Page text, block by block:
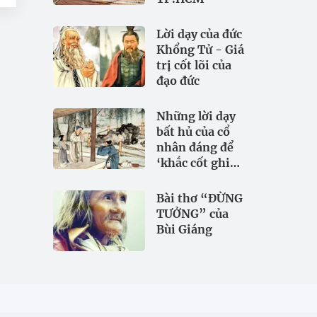
Lời dạy của đức
Khổng Tử - Giá
trị cốt lõi của
đạo đức
Những lời dạy
bất hủ của cổ
nhân đáng để
‘khắc cốt ghi
Bài thơ “ĐỪNG
TƯỞNG” của
Bùi Giáng